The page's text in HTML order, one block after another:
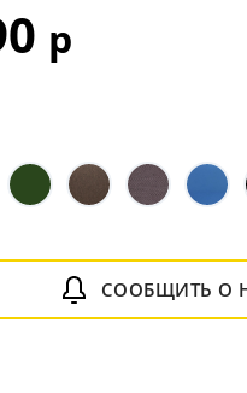
р
СООБЩИТЬ О